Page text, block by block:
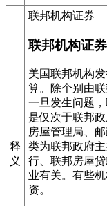
释
义
联邦机构证券
联邦机构证
美国联邦机构
算。除个别由
一旦发生问题
是仅次于联邦
房屋管理局、
类为联邦政府
行、联邦房屋
业有关。有些
资。